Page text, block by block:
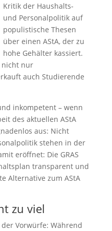
Kritik der Haushalts-
und Personalpolitik auf
populistische Thesen
über einen AStA, der zu
hohe Gehälter kassiert.
nicht nur
auch Studierende
inkompetent – wenn
des aktuellen AStA
aus: Nicht
stehen in der
eröffnet: Die GRAS
transparent und
Alternative zum AStA
zu viel
Vorwürfe: Während